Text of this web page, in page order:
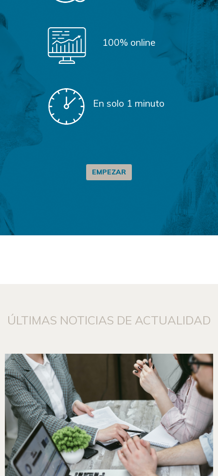
100% online
En solo 1 minuto
EMPEZAR
ÚLTIMAS NOTICIAS DE ACTUALIDAD